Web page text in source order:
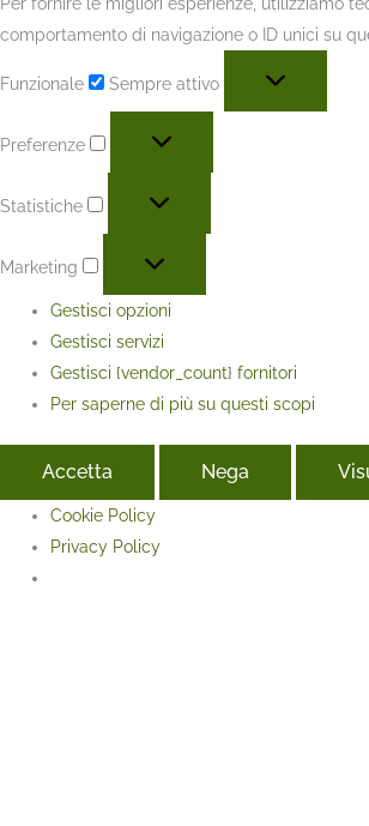
comportamento di navigazione o ID unici su
Funzionale Sempre attivo
Preferenze
Statistiche
Marketing
Gestisci opzioni
Gestisci servizi
Gestisci {vendor_count} fornitori
Per saperne di più su questi scopi
Accetta Nega
Cookie Policy
Privacy Policy